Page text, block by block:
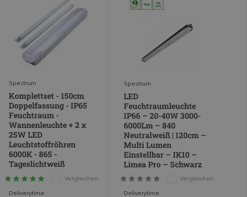
Spectrum
Komplettset - 150cm
Doppelfassung - IP65
Feuchtraum -
Wannenleuchte + 2 x
25W LED
Leuchtstoffröhren
6000K - 865 -
Tageslichtweiß
Vergleichen
Deliverytime
Spectrum
LED
Feuchtraumleuchte
IP66 – 20-40W 3000-
6000Lm – 840
Neutralweiß | 120cm –
Multi Lumen
Einstellbar – IK10 –
Limea Pro – Schwarz
Vergleichen
Deliverytime